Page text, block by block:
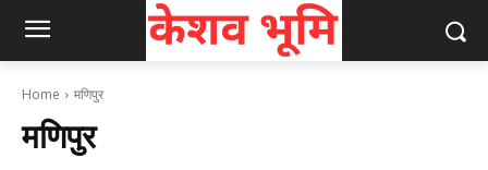
Home मणिपुर
मणिपुर